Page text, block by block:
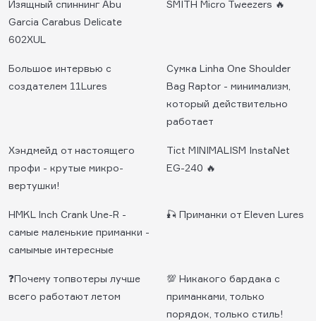
Изящный спиннинг Abu
Garcia Carabus Delicate
602XUL
SMITH Micro Tweezers 🔥
Большое интервью с
создателем 11Lures
Сумка Linha One Shoulder
Bag Raptor - минимализм,
который действительно
работает
Хэндмейд от настоящего
профи - крутые микро-
вертушки!
Tict MINIMALISM InstaNet
EG-240 🔥
HMKL Inch Crank Une-R -
самые маленькие приманки -
самымые интересные
🎣 Приманки от Eleven Lures
❓Почему топвотеры лучше
всего работают летом
💯 Никакого бардака с
приманками, только
порядок, только стиль!